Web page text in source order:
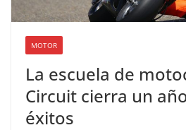
MOTOR
La escuela de
Circuit cierra un
éxitos